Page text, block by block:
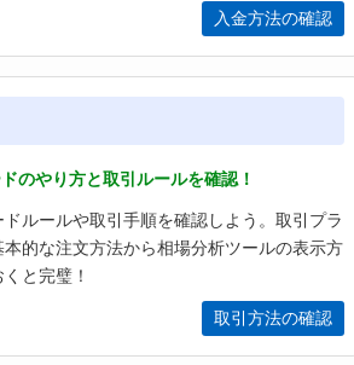
入金方法の確認
ドのやり方と取引ルールを確認！
ルールや取引手順を確認しよう。取引プラ
本的な注文方法から相場分析ツールの表示方
と完璧！
取引方法の確認